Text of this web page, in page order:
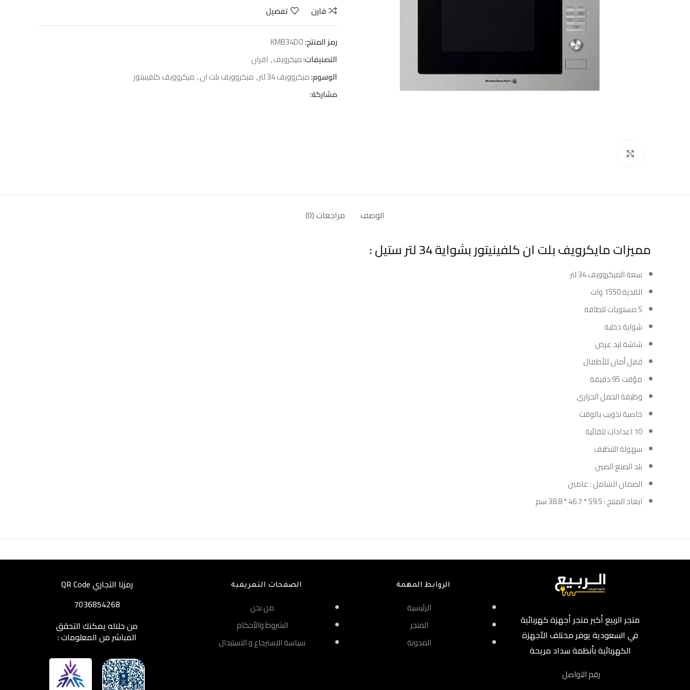
قارن تفضيل
رمز المنتج:KMB34DO
التصنيفات:ميكرويف, افران
الوسوم:ميكروويف 34 لتر , ميكروويف بلت ان, ميكروويف كلفينيتور
مشاركة:
الوصف مراجعات (0)
مميزات مايكرويف بلت ان كلفينيتور بشواية 34 لتر ستيل :
سعة الميكروويف 34 لتر
القدرة 1550 وات
5 مستويات للطاقة
شواية دخلية
شاشة ليد عرض
قفل أمان للأطفال
مؤقت 95 دقيقة
وظيفة الحمل الحراري
خاصية تذويب بالوقت
10 اعدادات تلقائية
سهولة التنظيف
بلد الصنع الصين
الضمان الشامل : عامين
ابعاد المنتج : 59.5 * 46.7 * 38.8 سم
متجر الربيع أكبر متجر أجهزة كهربائية
في السعودية يوفر مختلف الأجهزة
الكهربائية بأنظمة سداد مريحة
رقم التواصل
الروابط المهمة
الرئيسية
المتجر
المدونة
الصفحات التعريفية
من نحن
الشروط والأحكام
سياسة الاسترجاع و الاستبدال
رمزنا التجاري QR Code
7036854268
من خلاله يمكنك التحقق
المباشر من المعلومات :